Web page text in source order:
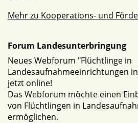
Mehr zu Kooperations- und
Forum Landesunterbringung
Neues Webforum "Flüchtlinge in
Landesaufnahmeeinrichtungen in
jetzt online!
Das Webforum möchte einen
von Flüchtlingen in
ermöglichen.